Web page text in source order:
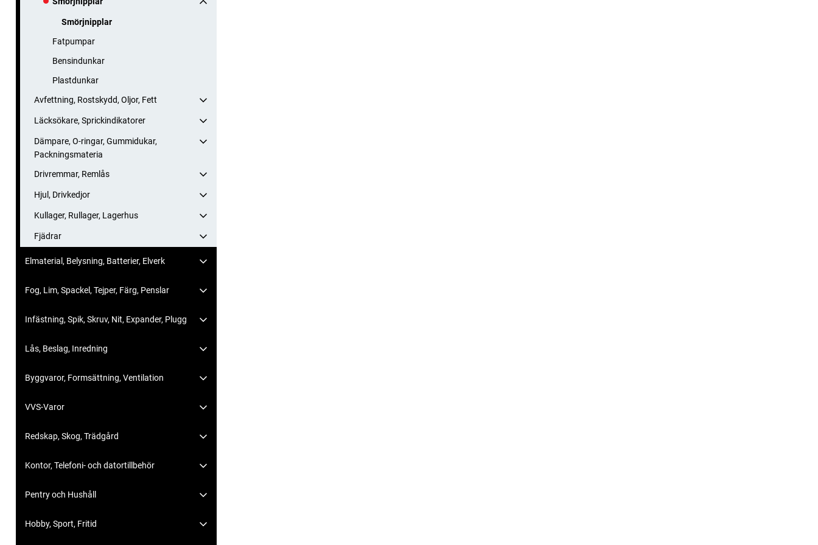
Smörjnipplar
Fatpumpar
Bensindunkar
Plastdunkar
Avfettning, Rostskydd, Oljor, Fett
Läcksökare, Sprickindikatorer
Dämpare, O-ringar, Gummidukar,
Packningsmateria
Drivremmar, Remlås
Hjul, Drivkedjor
Kullager, Rullager, Lagerhus
Fjädrar
Elmaterial, Belysning, Batterier, Elverk
Fog, Lim, Spackel, Tejper, Färg, Penslar
Infästning, Spik, Skruv, Nit, Expander, Plugg
Lås, Beslag, Inredning
Byggvaror, Formsättning, Ventilation
VVS-Varor
Redskap, Skog, Trädgård
Kontor, Telefoni- och datortillbehör
Pentry och Hushåll
Hobby, Sport, Fritid